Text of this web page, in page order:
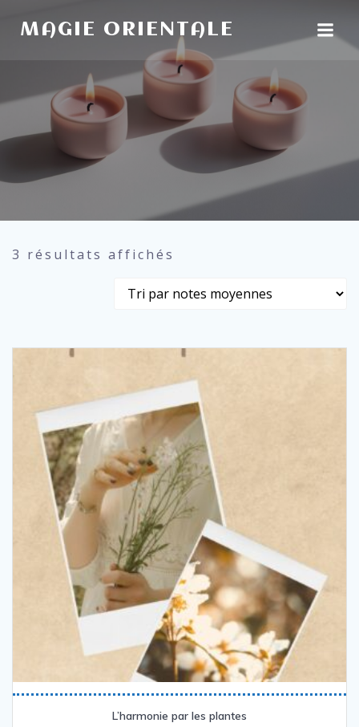
au
contenu
MAGIE ORIENTALE
3 résultats affichés
note
L’harmonie par les plantes